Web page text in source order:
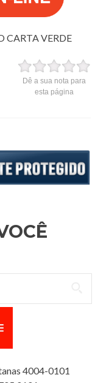
CARTA VERDE
Dê a sua nota para
esta página
4004-0101